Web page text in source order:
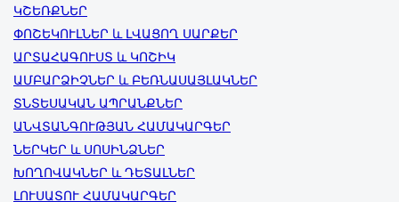
ԿՇԵՌՔՆԵՐ
ՓՈՇԵԿՈՒԼՆԵՐ և ԼՎԱՑՈՂ ՍԱՐՔԵՐ
ԱՐՏԱՀԱԳՈՒՍՏ և ԿՈՇԻԿ
ԱՄԲԱՐՁԻՉՆԵՐ և ԲԵՌՆԱՍԱՅԼԱԿՆԵՐ
ՏՆՏԵՍԱԿԱՆ ԱՊՐԱՆՔՆԵՐ
ԱՆՎՏԱՆԳՈՒԹՅԱՆ ՀԱՄԱԿԱՐԳԵՐ
ՆԵՐԿԵՐ և ՍՈՍԻՆՁՆԵՐ
ԽՈՂՈՎԱԿՆԵՐ և ԴԵՏԱԼՆԵՐ
ԼՈՒՍԱՏՈՒ ՀԱՄԱԿԱՐԳԵՐ